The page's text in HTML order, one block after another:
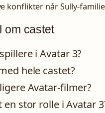
konflikter når Sully-
om castet
i Avatar 3?
hele castet?
Avatar-filmer?
en stor rolle i Avatar